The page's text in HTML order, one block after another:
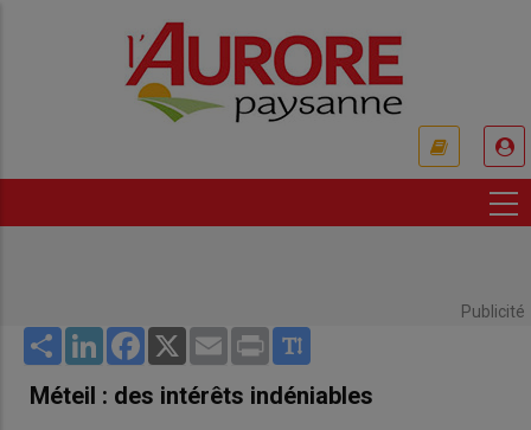
Publicité
Share LinkedInFacebook
X Email Print
Méteil : des intérêts indéniables